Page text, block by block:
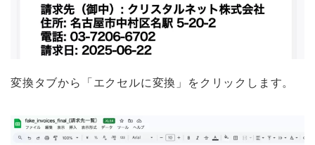
変換タブから「エクセルに変換」をクリックします。